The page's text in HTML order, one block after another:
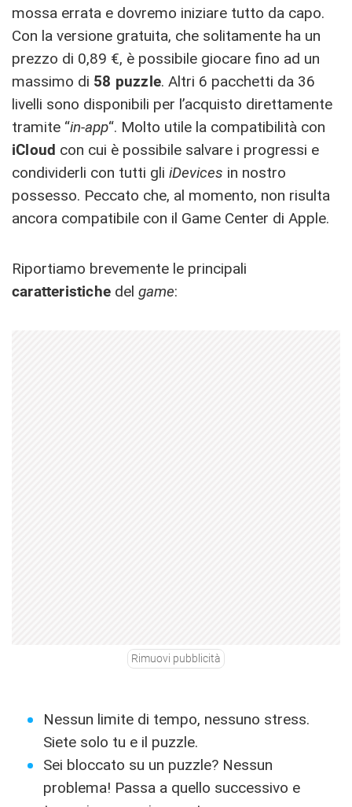
mossa errata e dovremo iniziare tutto da capo.
Con la versione gratuita, che solitamente ha un
prezzo di 0,89 €, è possibile giocare fino ad un
massimo di 58 puzzle. Altri 6 pacchetti da 36
livelli sono disponibili per l’acquisto direttamente
tramite “in-app“. Molto utile la compatibilità con
iCloud con cui è possibile salvare i progressi e
condividerli con tutti gli iDevices in nostro
possesso. Peccato che, al momento, non risulta
ancora compatibile con il Game Center di Apple.
Riportiamo brevemente le principali
caratteristiche del game:
Rimuovi pubblicità
Nessun limite di tempo, nessuno stress.
Siete solo tu e il puzzle.
Sei bloccato su un puzzle? Nessun
problema! Passa a quello successivo e